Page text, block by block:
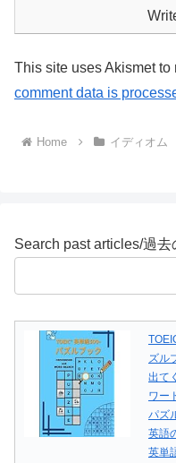
This site uses Akismet to
comment data is
Home イディオム
Search past articles/過去
ズル
出て
ワー
パズ
英語
英単